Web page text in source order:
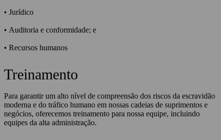
• Jurídico
• Auditoria e conformidade; e
• Recursos humanos
Treinamento
Para garantir um alto nível de compreensão dos riscos da escravidão
moderna e do tráfico humano em nossas cadeias de suprimentos e
negócios, oferecemos treinamento para nossa equipe, incluindo
equipes da alta administração.